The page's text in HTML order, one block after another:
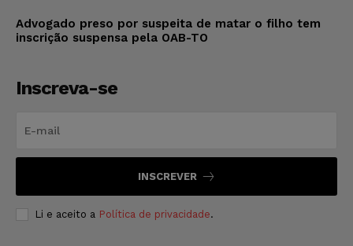
Advogado preso por suspeita de matar o filho tem
inscrição suspensa pela OAB-TO
Inscreva-se
INSCREVER
Li e aceito a Política de privacidade.